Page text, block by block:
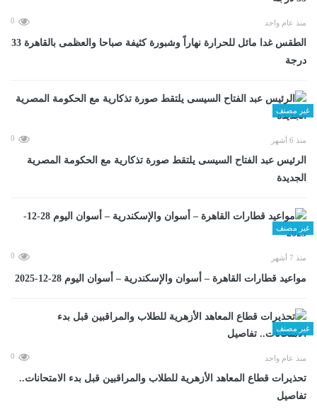
منذ عام واحد 0
الطقس غدا مائل للحرارة نهاراً وشبورة كثيفة صباحا والعظمى بالقاهرة 33
درجة
غير مصنف
منذ 6 أشهر 0
الرئيس عبد الفتاح السيسى يلتقط صورة تذكارية مع الحكومة المصرية
الجديدة
غير مصنف
منذ 7 أشهر 0
مواعيد قطارات القاهرة – أسوان والإسكندرية – أسوان اليوم 28-12-2025
غير مصنف
منذ عام واحد 0
تحذيرات قطاع المعاهد الأزهرية للطلاب والمراقبين قبل بدء الامتحانات..
تفاصيل